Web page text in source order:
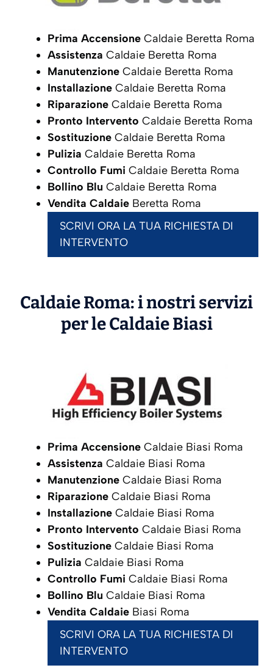
Prima Accensione Caldaie Beretta Roma
Assistenza Caldaie Beretta Roma
Manutenzione Caldaie Beretta Roma
Installazione Caldaie Beretta Roma
Riparazione Caldaie Beretta Roma
Pronto Intervento Caldaie Beretta Roma
Sostituzione Caldaie Beretta Roma
Pulizia Caldaie Beretta Roma
Controllo Fumi Caldaie Beretta Roma
Bollino Blu Caldaie Beretta Roma
Vendita Caldaie Beretta Roma
SCRIVI ORA LA TUA RICHIESTA DI
INTERVENTO
Caldaie Roma: i nostri servizi
per le CaldaieBiasi
Prima Accensione Caldaie Biasi Roma
Assistenza Caldaie Biasi Roma
Manutenzione Caldaie Biasi Roma
Riparazione Caldaie Biasi Roma
Installazione Caldaie Biasi Roma
Pronto Intervento Caldaie Biasi Roma
Sostituzione Caldaie Biasi Roma
Pulizia Caldaie Biasi Roma
Controllo Fumi Caldaie Biasi Roma
Bollino Blu Caldaie Biasi Roma
Vendita Caldaie Biasi Roma
SCRIVI ORA LA TUA RICHIESTA DI
INTERVENTO